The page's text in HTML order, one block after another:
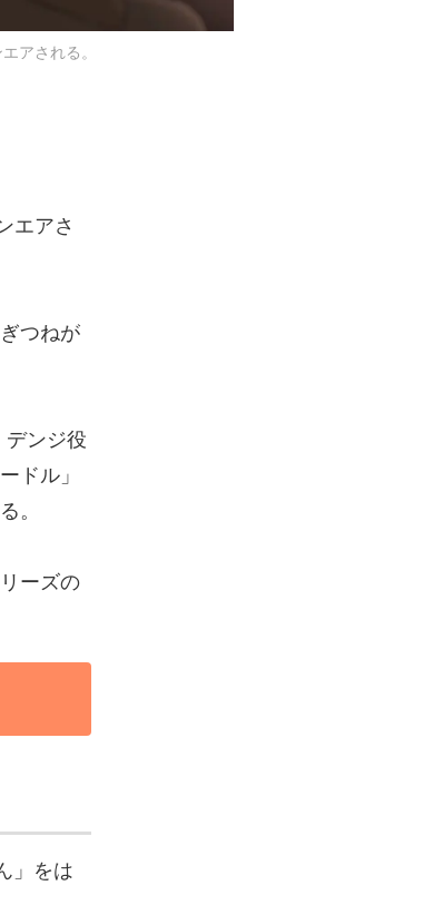
アされる。
エアさ
つねが
デンジ役
ドル」
。
ーズの
」をは